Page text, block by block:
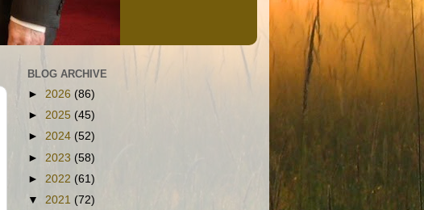
BLOG ARCHIVE
► 2026 (86)
► 2025 (45)
► 2024 (52)
► 2023 (58)
► 2022 (61)
▼ 2021 (72)